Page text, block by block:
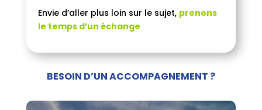
Envie d’aller plus loin sur le sujet, prenons
le temps d’un échange
BESOIN D’UN ACCOMPAGNEMENT ?